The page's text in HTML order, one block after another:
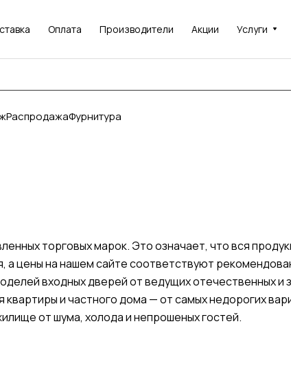
Оплата Производители Акции Услуги
РаспродажаФурнитура
торговых марок. Это означает, что вся
а цены на нашем сайте соответствуют
входных дверей от ведущих отечественных и
и частного дома — от самых недорогих
от шума, холода и непрошеных гостей.